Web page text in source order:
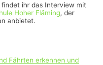
findet ihr das Interview mit
Hoher Fläming, der
anbietet.
Fährten erkennen und